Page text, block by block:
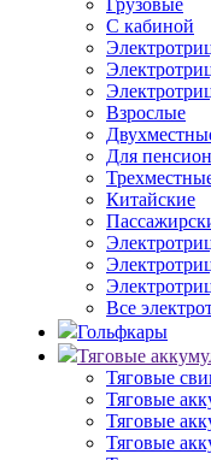
Грузовые
С кабиной
Взрослые
Для
Китайские
Все
Гольфкары
Тяговые
Тяговые
Тяговые
Тяговые
Тяговые